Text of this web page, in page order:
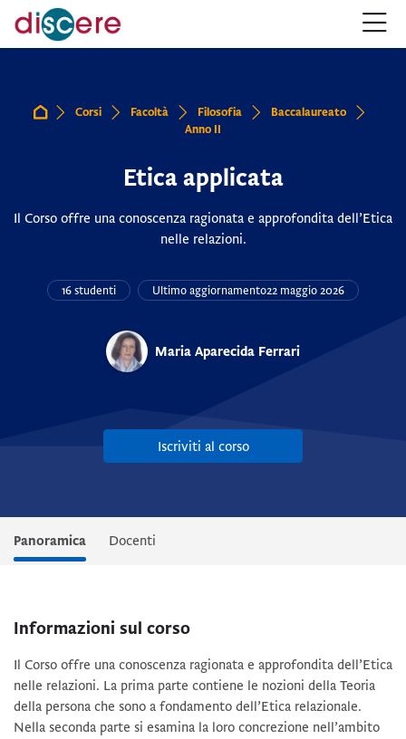
Salta alla navigazione
Salta al form login
Vai al contenuto principale
Salta alle opzioni accessibilità
Salta al footer
Salta opzioni accessibilità
Home Corsi Facoltà Filosofia
Baccalaureato
Anno II
Etica applicata
Il Corso offre una conoscenza ragionata e approfondita dell’Etica
nelle relazioni.
16 studenti Ultimo aggiornamento22 maggio 2026
Maria Aparecida Ferrari
Iscriviti al corso
Panoramica Docenti
Informazioni sul corso
Il Corso offre una conoscenza ragionata e approfondita dell’Etica
nelle relazioni. La prima parte contiene le nozioni della Teoria
della persona che sono a fondamento dell’Etica relazionale.
Nella seconda parte si esamina la loro concrezione nell’ambito